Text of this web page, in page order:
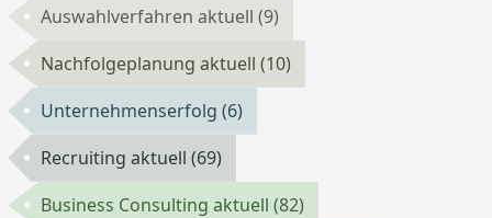
Auswahlverfahren aktuell(9)
Nachfolgeplanung aktuell(10)
Unternehmenserfolg(6)
Recruiting aktuell(69)
Business Consulting aktuell(82)